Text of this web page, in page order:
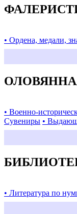
• Ордена, медали,
• Военно-
Сувениры •
• Литература по